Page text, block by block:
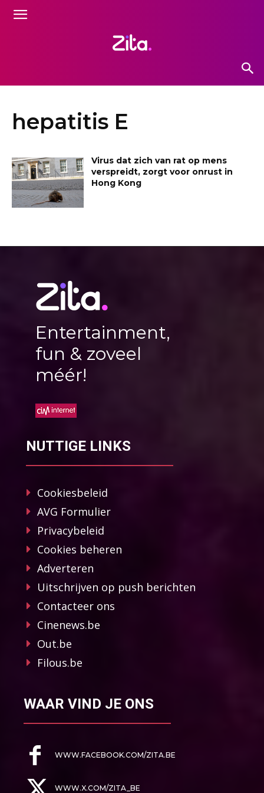
hepatitis E
Virus dat zich van rat op mens
verspreidt, zorgt voor onrust in
Hong Kong
Entertainment,
fun & zoveel
méér!
NUTTIGE LINKS
Cookiesbeleid
AVG Formulier
Privacybeleid
Cookies beheren
Adverteren
Uitschrijven op push berichten
Contacteer ons
Cinenews.be
Out.be
Filous.be
WAAR VIND JE ONS
WWW.FACEBOOK.COM/ZITA.BE
WWW.X.COM/ZITA_BE